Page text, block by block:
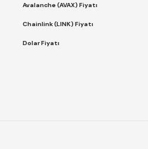
Avalanche (AVAX) Fiyatı
Chainlink (LINK) Fiyatı
Dolar Fiyatı